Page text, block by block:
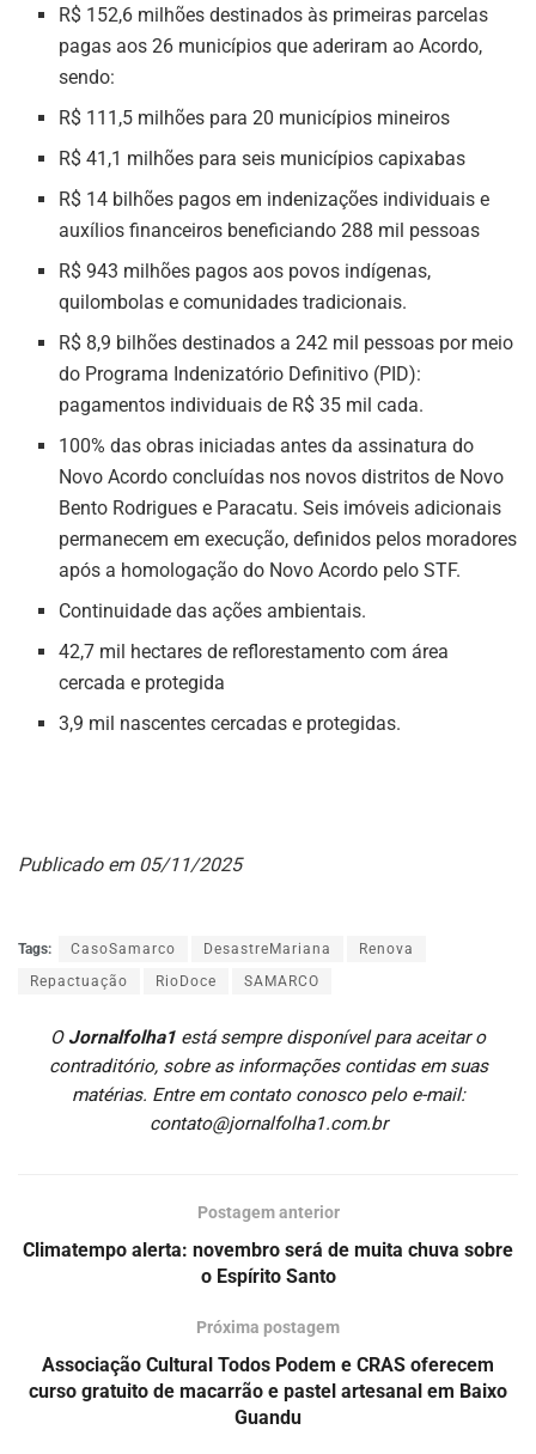
R$ 152,6 milhões destinados às primeiras parcelas
pagas aos 26 municípios que aderiram ao Acordo,
sendo:
R$ 111,5 milhões para 20 municípios mineiros
R$ 41,1 milhões para seis municípios capixabas
R$ 14 bilhões pagos em indenizações individuais e
auxílios financeiros beneficiando 288 mil pessoas
R$ 943 milhões pagos aos povos indígenas,
quilombolas e comunidades tradicionais.
R$ 8,9 bilhões destinados a 242 mil pessoas por meio
do Programa Indenizatório Definitivo (PID):
pagamentos individuais de R$ 35 mil cada.
100% das obras iniciadas antes da assinatura do
Novo Acordo concluídas nos novos distritos de Novo
Bento Rodrigues e Paracatu. Seis imóveis adicionais
permanecem em execução, definidos pelos moradores
após a homologação do Novo Acordo pelo STF.
Continuidade das ações ambientais.
42,7 mil hectares de reflorestamento com área
cercada e protegida
3,9 mil nascentes cercadas e protegidas.
Publicado em 05/11/2025
Tags: CasoSamarco DesastreMariana
Renova
Repactuação
RioDoce SAMARCO
O Jornalfolha1 está sempre disponível para aceitar o
contraditório, sobre as informações contidas em suas
matérias. Entre em contato conosco pelo e-mail:
contato@jornalfolha1.com.br
Postagem anterior
Climatempo alerta: novembro será de muita chuva sobre
o Espírito Santo
Próxima postagem
Associação Cultural Todos Podem e CRAS oferecem
curso gratuito de macarrão e pastel artesanal em Baixo
Guandu